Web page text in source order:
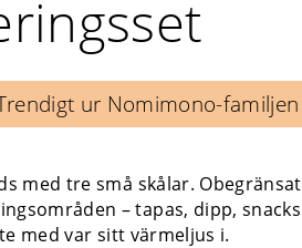
ur Nomimono-familjen
med tre små skålar. Obegränsat
– tapas, dipp, snacks
med var sitt värmeljus i.